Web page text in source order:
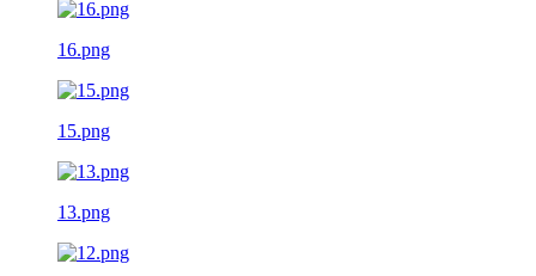
16.png
15.png
13.png